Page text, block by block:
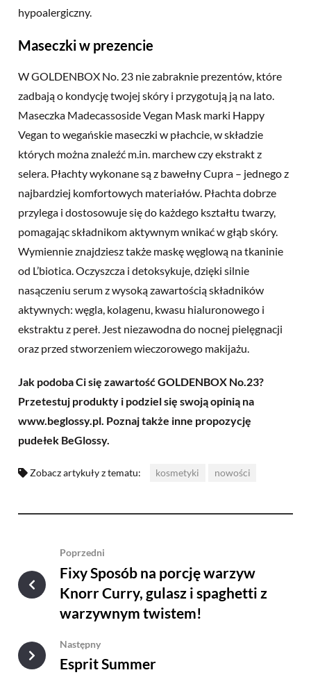
hypoalergiczny.
Maseczki w prezencie
W GOLDENBOX No. 23 nie zabraknie prezentów, które
zadbają o kondycję twojej skóry i przygotują ją na lato.
Maseczka Madecassoside Vegan Mask marki Happy
Vegan to wegańskie maseczki w płachcie, w składzie
których można znaleźć m.in. marchew czy ekstrakt z
selera. Płachty wykonane są z bawełny Cupra – jednego z
najbardziej komfortowych materiałów. Płachta dobrze
przylega i dostosowuje się do każdego kształtu twarzy,
pomagając składnikom aktywnym wnikać w głąb skóry.
Wymiennie znajdziesz także maskę węglową na tkaninie
od L’biotica. Oczyszcza i detoksykuje, dzięki silnie
nasączeniu serum z wysoką zawartością składników
aktywnych: węgla, kolagenu, kwasu hialuronowego i
ekstraktu z pereł. Jest niezawodna do nocnej pielęgnacji
oraz przed stworzeniem wieczorowego makijażu.
Jak podoba Ci się zawartość GOLDENBOX No.23?
Przetestuj produkty i podziel się swoją opinią na
www.beglossy.pl. Poznaj także inne propozycję
pudełek BeGlossy.
Zobacz artykuły z tematu: kosmetyki nowości
Poprzedni
Fixy Sposób na porcję warzyw
Knorr Curry, gulasz i spaghetti z
warzywnym twistem!
Następny
Esprit Summer